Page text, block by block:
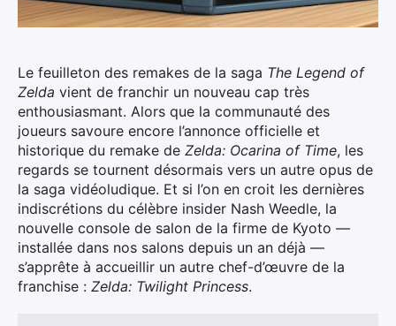
Le feuilleton des remakes de la saga The Legend of
Zelda vient de franchir un nouveau cap très
enthousiasmant. Alors que la communauté des
joueurs savoure encore l’annonce officielle et
historique du remake de Zelda: Ocarina of Time, les
regards se tournent désormais vers un autre opus de
la saga vidéoludique. Et si l’on en croit les dernières
indiscrétions du célèbre insider Nash Weedle, la
nouvelle console de salon de la firme de Kyoto —
installée dans nos salons depuis un an déjà —
s’apprête à accueillir un autre chef-d’œuvre de la
franchise : Zelda: Twilight Princess.